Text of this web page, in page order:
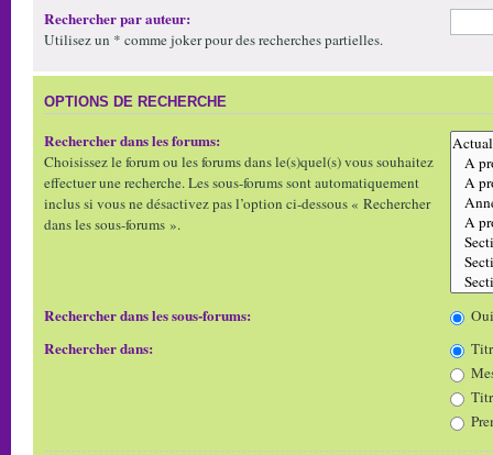
Rechercher par auteur:
Utilisez un * comme joker pour des recherches partielles.
OPTIONS DE RECHERCHE
Rechercher dans les forums:
Choisissez le forum ou les forums dans le(s)quel(s) vous souhaitez
effectuer une recherche. Les sous-forums sont automatiquement
inclus si vous ne désactivez pas l’option ci-dessous « Rechercher
dans les sous-forums ».
Rechercher dans les sous-forums: Oui
Rechercher dans: